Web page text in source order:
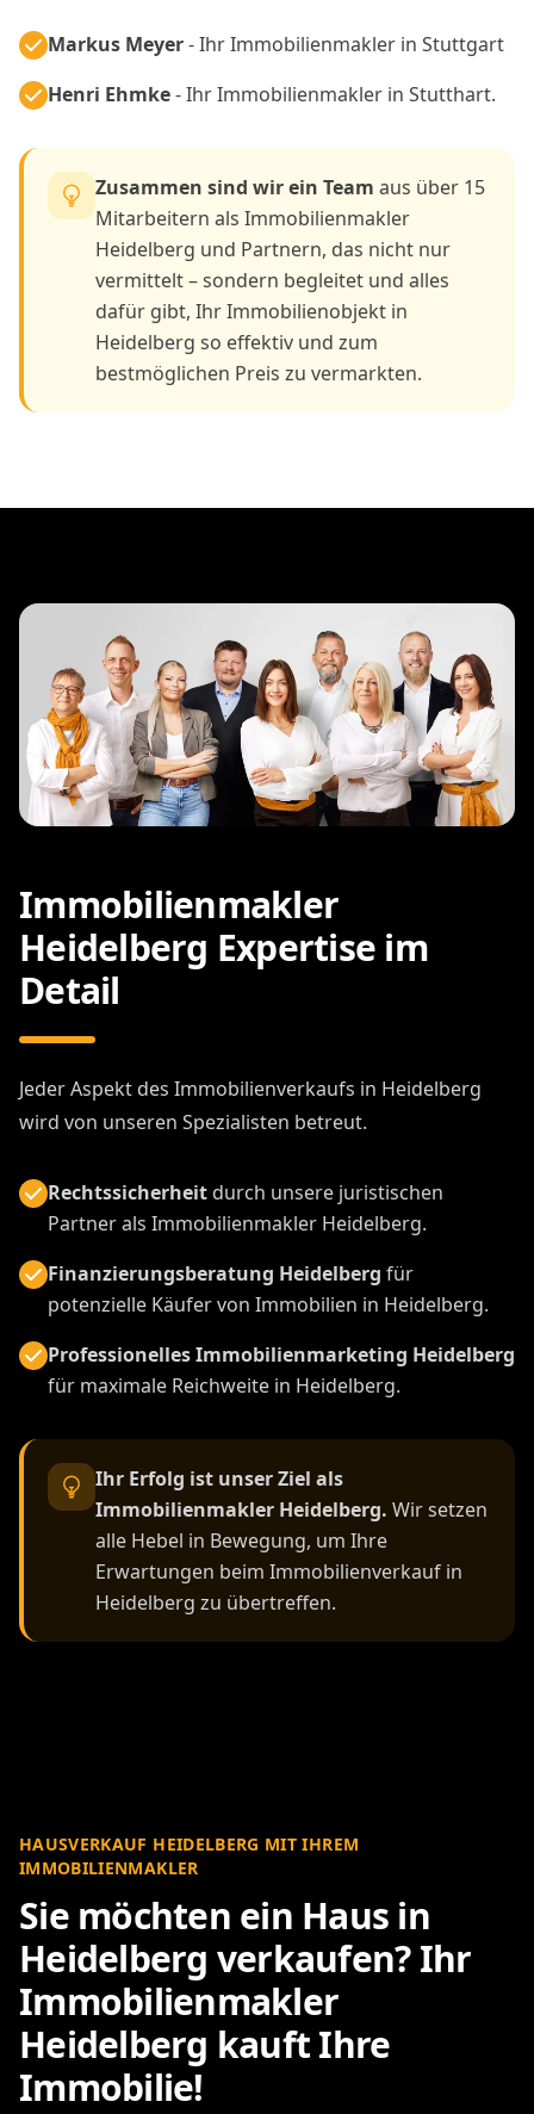
Markus Meyer- Ihr Immobilienmakler in Stuttgart
Henri Ehmke- Ihr Immobilienmakler in Stutthart.
Zusammen sind wir ein Team aus über 15
Mitarbeitern als Immobilienmakler
Heidelberg und Partnern, das nicht nur
vermittelt – sondern begleitet und alles
dafür gibt, Ihr Immobilienobjekt in
Heidelberg so effektiv und zum
bestmöglichen Preis zu vermarkten.
Immobilienmakler
Heidelberg Expertise im
Detail
Jeder Aspekt des Immobilienverkaufs in Heidelberg
wird von unseren Spezialisten betreut.
Rechtssicherheitdurch unsere juristischen
Partner als Immobilienmakler Heidelberg.
Finanzierungsberatung Heidelberg für
potenzielle Käufer von Immobilien in Heidelberg.
Professionelles Immobilienmarketing Heidelberg
für maximale Reichweite in Heidelberg.
Ihr Erfolg ist unser Ziel als
Immobilienmakler Heidelberg. Wir setzen
alle Hebel in Bewegung, um Ihre
Erwartungen beim Immobilienverkauf in
Heidelberg zu übertreffen.
HAUSVERKAUF HEIDELBERG MIT IHREM
IMMOBILIENMAKLER
Sie möchten ein Haus in
Heidelberg verkaufen? Ihr
Immobilienmakler
Heidelberg kauft Ihre
Immobilie!